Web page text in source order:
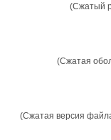
(Сжатый
(Сжатая
(Сжатая версия